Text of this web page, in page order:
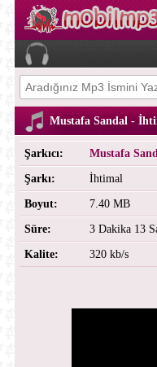
Mustafa Sandal -
Şarkıcı:
Mustafa
Şarkı:
İhtimal
Boyut:
7.40 MB
Süre:
3 Dakika 13
Kalite:
320 kb/s